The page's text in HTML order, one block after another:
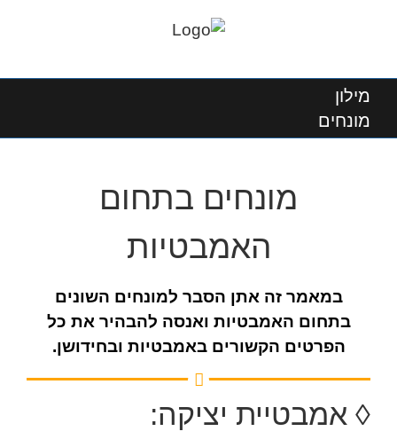
מילון
מונחים
מונחים בתחום
האמבטיות
במאמר זה אתן הסבר למונחים השונים
בתחום האמבטיות ואנסה להבהיר את כל
הפרטים הקשורים באמבטיות ובחידושן.
◊ אמבטיית יציקה: